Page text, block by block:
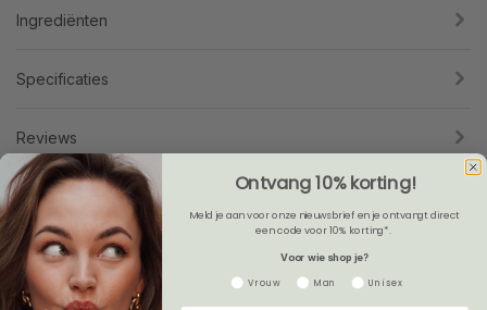
Ingrediënten
Specificaties
Reviews
Leaflet
Veelgestelde vragen
Ontvang 10% korting!
Meld je aan voor onze nieuwsbrief en je ontvangt direct
een code voor 10% korting*.
Voor wie shop je?
Gender
Vrouw Man Unisex